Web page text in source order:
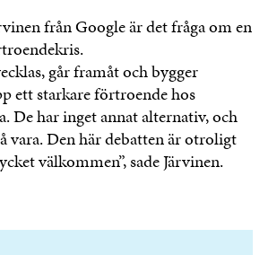
från Google är det fråga om en
går framåt och bygger
ett starkare förtroende hos
De har inget annat alternativ, och
vara. Den här debatten är otroligt
välkommen”, sade Järvinen.